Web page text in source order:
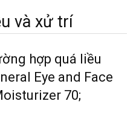
và xử trí
hợp quá liều
Eye and Face
70;